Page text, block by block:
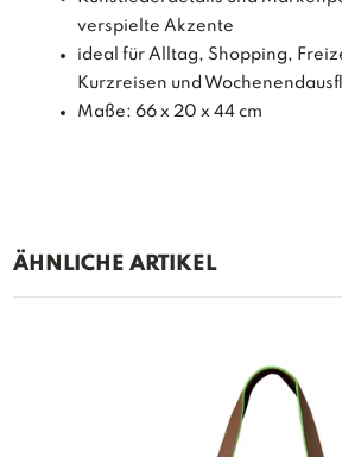
verspielte Akzente
ideal für Alltag, Shopping,
Kurzreisen und
Maße: 66 x 20 x 44 cm
ÄHNLICHE ARTIKEL